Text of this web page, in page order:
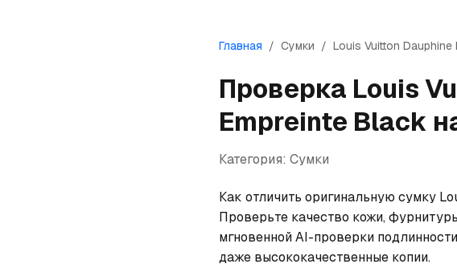
Главная / Сумки / Louis Vuitton Dauphine
Проверка Louis
Empreinte Black
Категория: Сумки
Как отличить оригинальную сумку
Проверьте качество кожи,
мгновенной AI-проверки
даже высококачественные копии.